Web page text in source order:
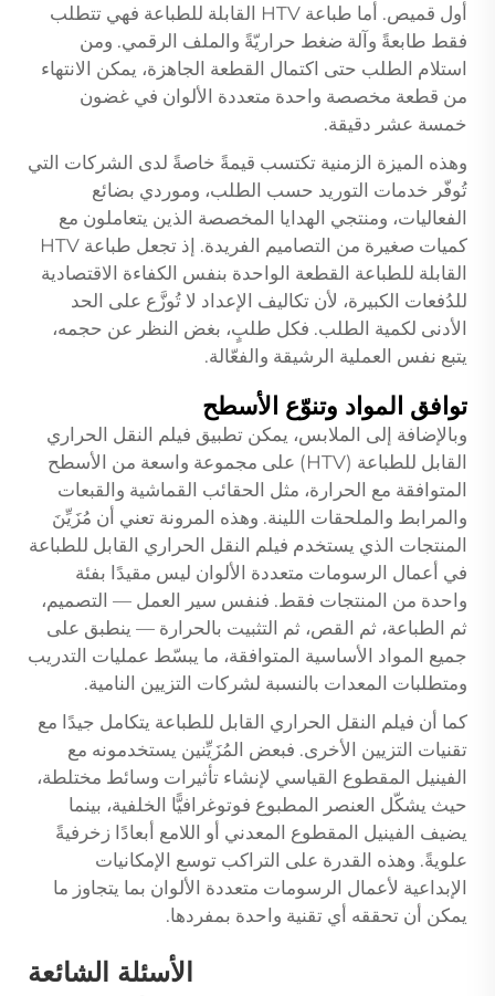
أول قميص. أما طباعة HTV القابلة للطباعة فهي تتطلب
فقط طابعةً وآلة ضغط حراريّةً والملف الرقمي. ومن
استلام الطلب حتى اكتمال القطعة الجاهزة، يمكن الانتهاء
من قطعة مخصصة واحدة متعددة الألوان في غضون
خمسة عشر دقيقة.
وهذه الميزة الزمنية تكتسب قيمةً خاصةً لدى الشركات التي
تُوفّر خدمات التوريد حسب الطلب، وموردي بضائع
الفعاليات، ومنتجي الهدايا المخصصة الذين يتعاملون مع
كميات صغيرة من التصاميم الفريدة. إذ تجعل طباعة HTV
القابلة للطباعة القطعة الواحدة بنفس الكفاءة الاقتصادية
للدُفعات الكبيرة، لأن تكاليف الإعداد لا تُوزَّع على الحد
الأدنى لكمية الطلب. فكل طلبٍ، بغض النظر عن حجمه،
يتبع نفس العملية الرشيقة والفعّالة.
توافق المواد وتنوّع الأسطح
وبالإضافة إلى الملابس، يمكن تطبيق فيلم النقل الحراري
القابل للطباعة (HTV) على مجموعة واسعة من الأسطح
المتوافقة مع الحرارة، مثل الحقائب القماشية والقبعات
والمرابط والملحقات اللينة. وهذه المرونة تعني أن مُزَيِّنَ
المنتجات الذي يستخدم فيلم النقل الحراري القابل للطباعة
في أعمال الرسومات متعددة الألوان ليس مقيدًا بفئة
واحدة من المنتجات فقط. فنفس سير العمل — التصميم،
ثم الطباعة، ثم القص، ثم التثبيت بالحرارة — ينطبق على
جميع المواد الأساسية المتوافقة، ما يبسّط عمليات التدريب
ومتطلبات المعدات بالنسبة لشركات التزيين النامية.
كما أن فيلم النقل الحراري القابل للطباعة يتكامل جيدًا مع
تقنيات التزيين الأخرى. فبعض المُزَيِّنين يستخدمونه مع
الفينيل المقطوع القياسي لإنشاء تأثيرات وسائط مختلطة،
حيث يشكّل العنصر المطبوع فوتوغرافيًّا الخلفية، بينما
يضيف الفينيل المقطوع المعدني أو اللامع أبعادًا زخرفيةً
علويةً. وهذه القدرة على التراكب توسع الإمكانيات
الإبداعية لأعمال الرسومات متعددة الألوان بما يتجاوز ما
يمكن أن تحققه أي تقنية واحدة بمفردها.
الأسئلة الشائعة